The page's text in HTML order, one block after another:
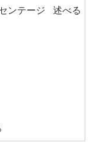
ンテージ 述べる